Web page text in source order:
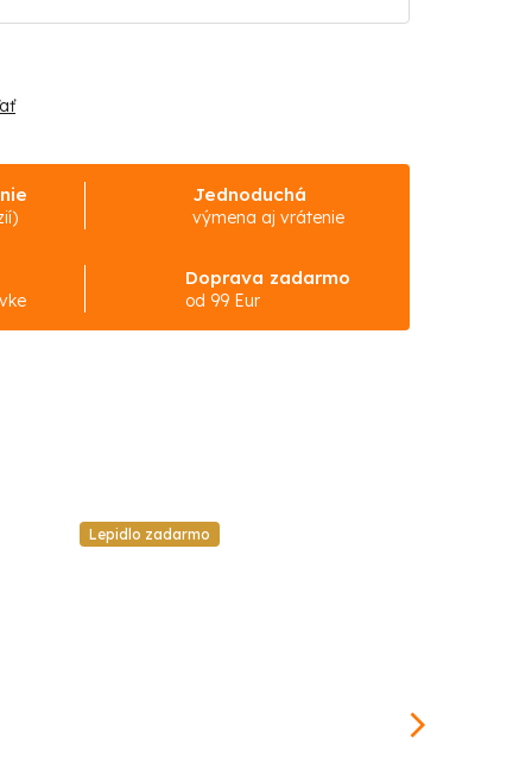
Jednoduchá
výmena aj vrátenie
Doprava zadarmo
od 99 Eur
Lepidlo zadarmo